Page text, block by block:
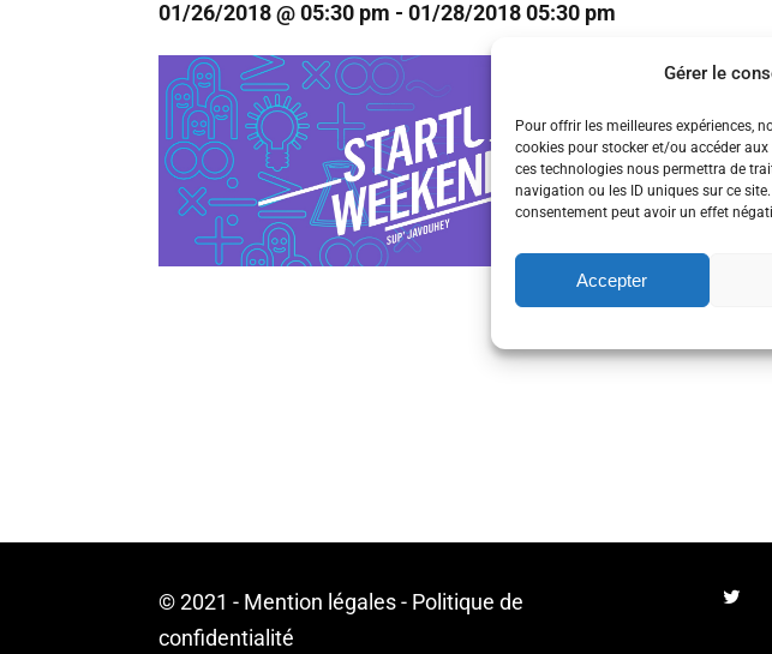
Gérer le
Pour offrir les meilleures expériences,
cookies pour stocker et/ou accéder
ces technologies nous permettra de
navigation ou les ID uniques sur ce
consentement peut avoir un effet
Accepter
01/26/2018 @ 05:30 pm - 01/28/2018 05:30 pm
Jan
© 2021 - Mention légales- Politique de
confidentialité